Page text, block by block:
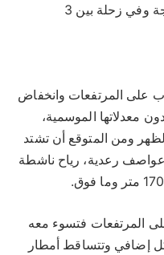
12 و19، في طرابلس بين 9 و17 درجة وفي زحلة بين 3
على المرتفعات وانخفاض
معدلاتها الموسمية،
ومن المتوقع أن تشتد
عواصف رعدية، رياح ناشطة
المرتفعات فتسوء معه
إضافي وتتساقط أمطار